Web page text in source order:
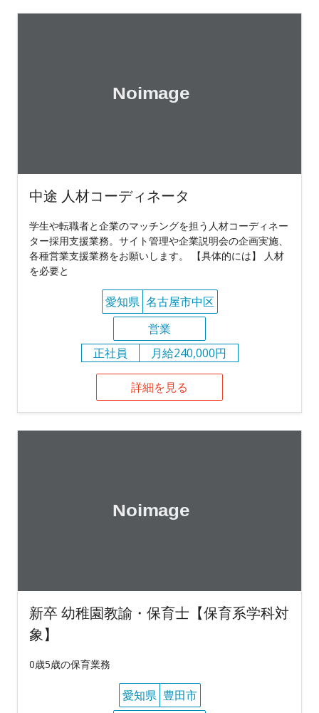
中途 人材コーディネータ
学生や転職者と企業のマッチングを担う人材コーディネー
ター採用支援業務。サイト管理や企業説明会の企画実施、
各種営業支援業務をお願いします。 【具体的には】 人材
を必要と
愛知県 名古屋市中区
営業
正社員
月給240,000円
詳細を見る
新卒 幼稚園教諭・保育士【保育系学科対
象】
0歳5歳の保育業務
愛知県 豊田市